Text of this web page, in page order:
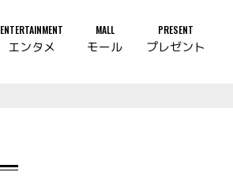
ENTERTAINMENT
エンタメ
MALL
モール
PRESENT
プレゼント